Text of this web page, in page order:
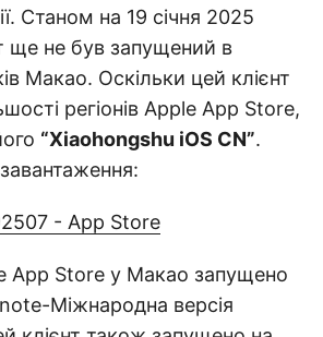
Станом на 19 січня 2025
ще не був запущений в
Макао. Оскільки цей клієнт
регіонів Apple App Store,
“Xiaohongshu iOS CN”.
- App Store
App Store у Макао запущено
Міжнародна версія